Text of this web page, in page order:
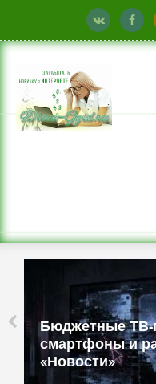
Бюджетные ТВ-
смартфоны и
«Новости»